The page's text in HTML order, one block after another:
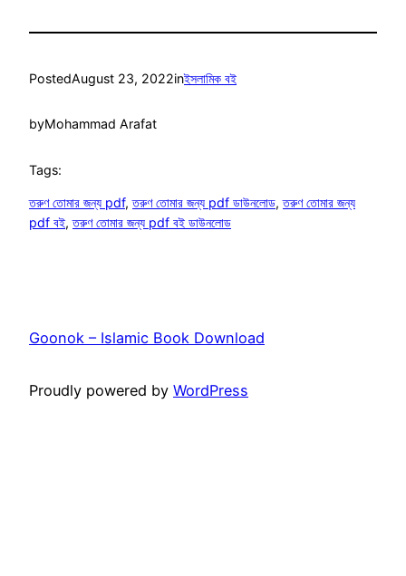
PostedAugust 23, 2022inইসলামিক বই
byMohammad Arafat
Tags:
তরুণ তোমার জন্য pdf, তরুণ তোমার জন্য pdf ডাউনলোড, তরুণ তোমার জন্য
pdf বই, তরুণ তোমার জন্য pdf বই ডাউনলোড
Goonok – Islamic Book Download
Proudly powered by WordPress